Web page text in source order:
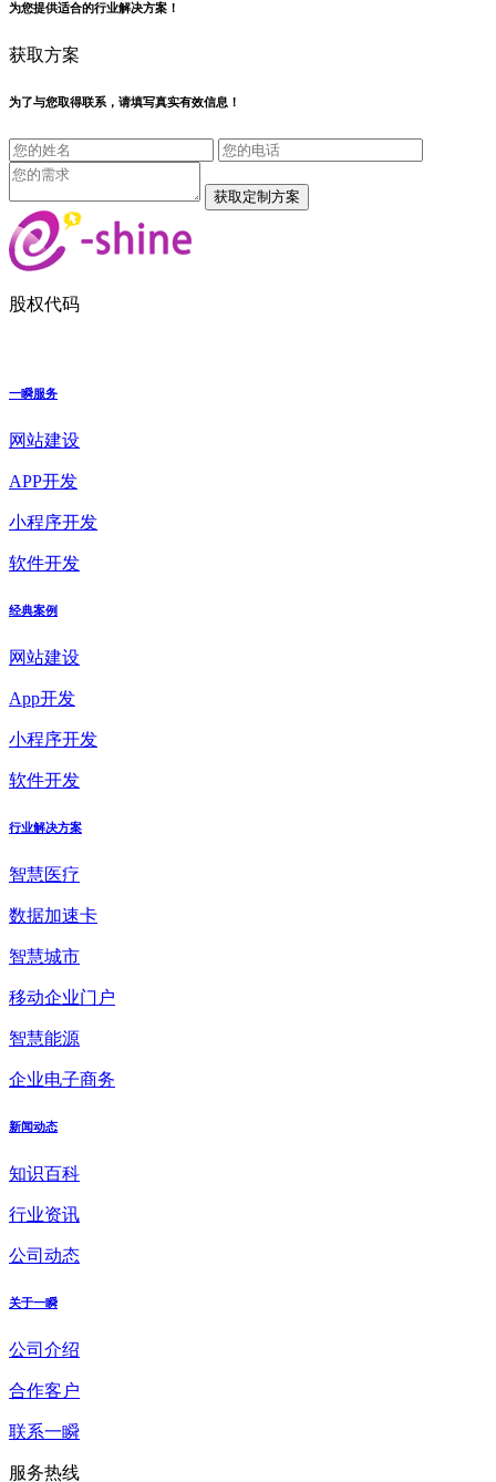
为您提供适合的行业解决方案！
获取方案
为了与您取得联系，请填写真实有效信息！
股权代码
一瞬服务
网站建设
APP开发
小程序开发
软件开发
经典案例
网站建设
App开发
小程序开发
软件开发
行业解决方案
智慧医疗
数据加速卡
智慧城市
移动企业门户
智慧能源
企业电子商务
新闻动态
知识百科
行业资讯
公司动态
关于一瞬
公司介绍
合作客户
联系一瞬
服务热线